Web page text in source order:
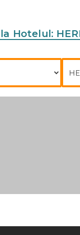
Hotelul: